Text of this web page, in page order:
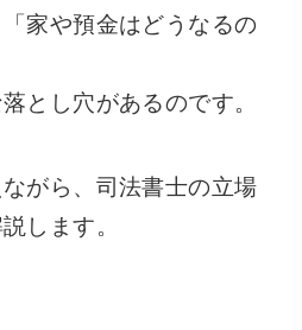
「家や預金はどうなるの
とし穴があるのです。
がら、司法書士の立場
します。